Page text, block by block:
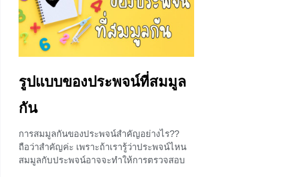
รูปแบบของประพจน์ที่สมมูล
กัน
การสมมูลกันของประพจน์สำคัญอย่างไร??
ถือว่าสำคัญค่ะ เพราะถ้าเรารู้ว่าประพจน์ไหน
สมมูลกับประพจน์อาจจะทำให้การตรวจสอบ